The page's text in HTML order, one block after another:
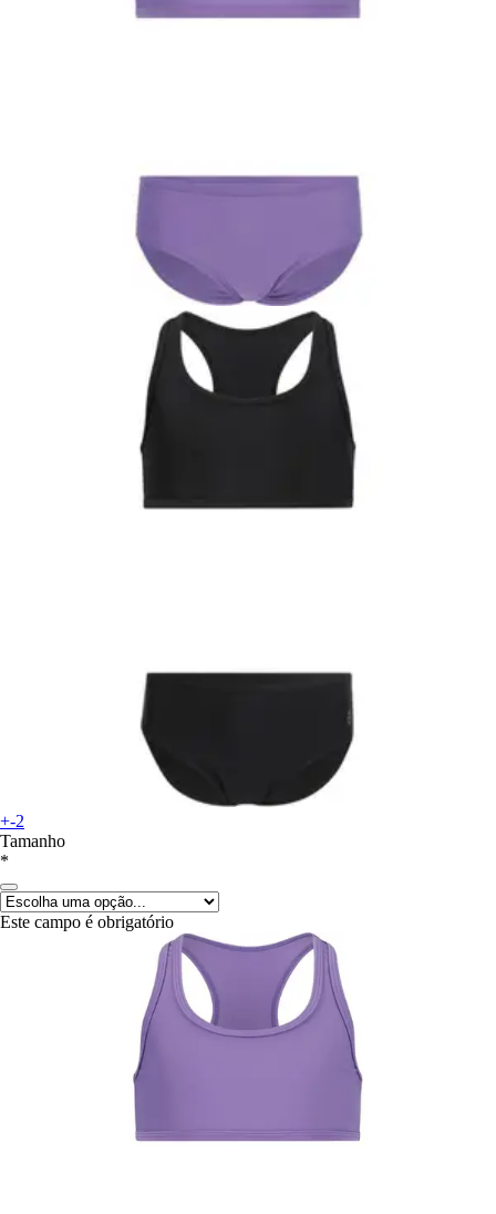
+-2
Tamanho
*
Este campo é obrigatório